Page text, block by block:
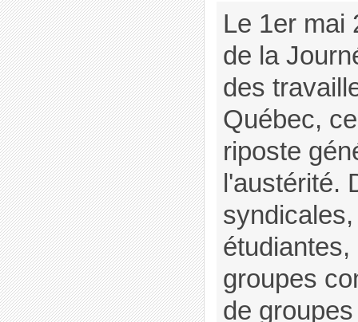
Le 1er mai
de la
des
Québec,
riposte
l'austérité.
groupes
de